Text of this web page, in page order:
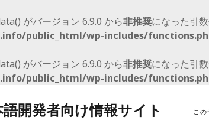
がバージョン 6.9.0 から非推奨になった引
public_html/wp-includes/
がバージョン 6.9.0 から非推奨になった引
public_html/wp-includes/
開発者向け情報サイト この